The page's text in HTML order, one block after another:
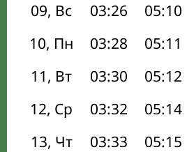
09, Вс
03:26 05:10
10, Пн
03:28 05:11
11, Вт
03:30 05:12
12, Ср
03:32 05:14
13, Чт
03:33 05:15